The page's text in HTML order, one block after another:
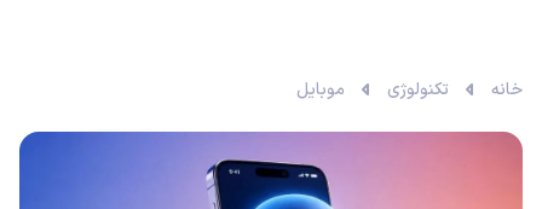
خانه تکنولوژی موبایل